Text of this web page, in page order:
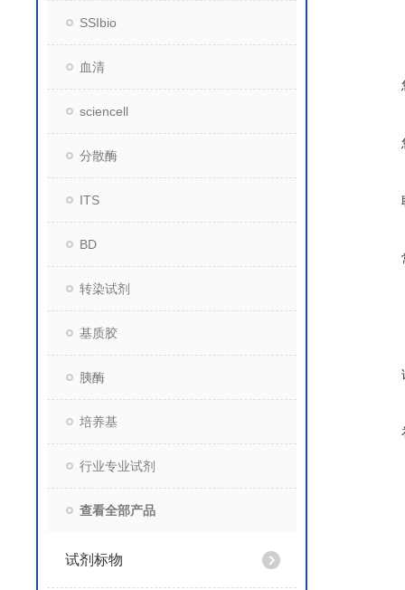
SSIbio
血清
sciencell
分散酶
ITS
BD
转染试剂
基质胶
胰酶
培养基
行业专业试剂
查看全部产品
试剂标物